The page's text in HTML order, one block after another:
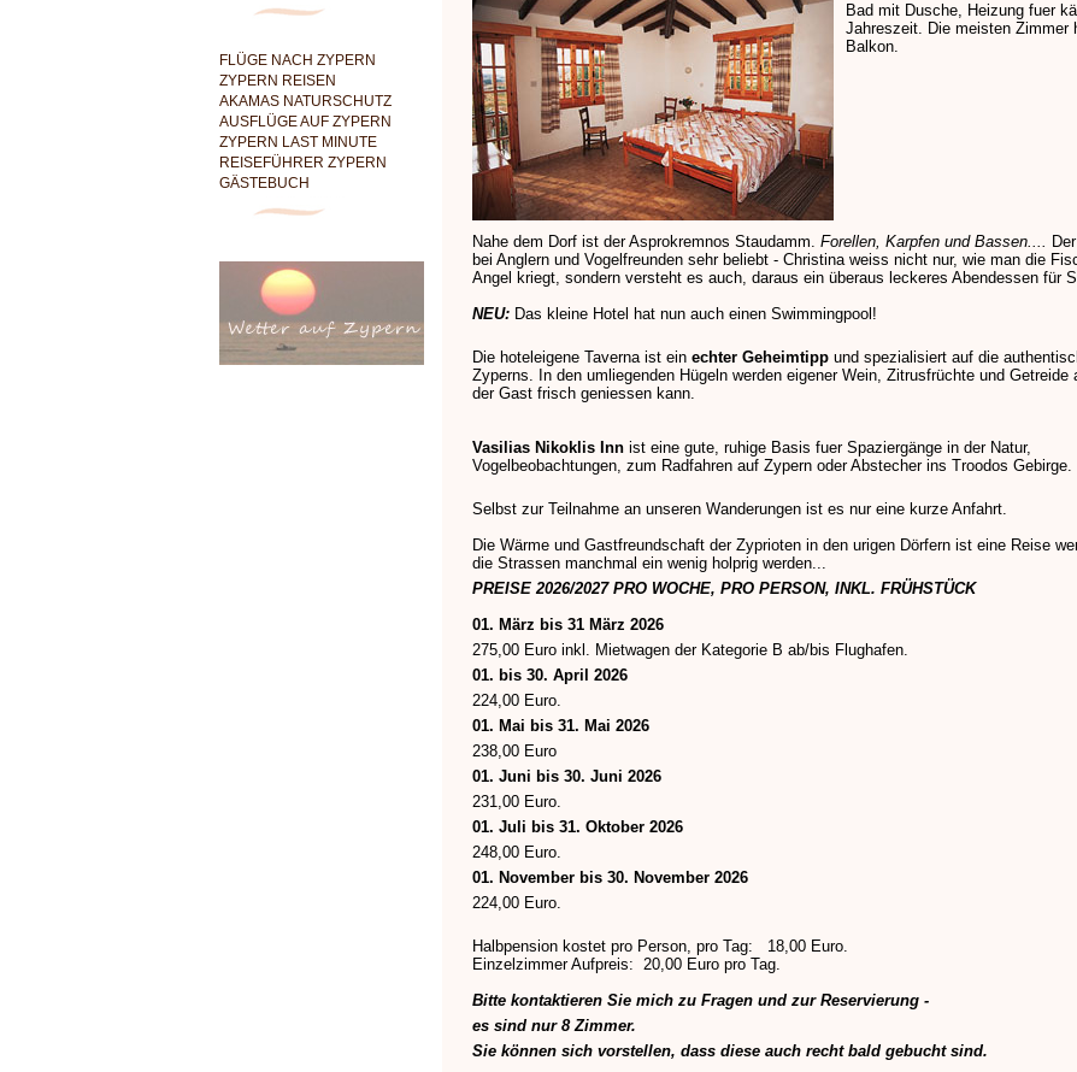
FLÜGE NACH ZYPERN
ZYPERN REISEN
AKAMAS NATURSCHUTZ
AUSFLÜGE AUF ZYPERN
ZYPERN LAST MINUTE
REISEFÜHRER ZYPERN
GÄSTEBUCH
Bad mit Dusche, Heizung fuer
Jahreszeit. Die meisten Zimmer
Balkon.
Nahe dem Dorf ist der Asprokremnos Staudamm. Forellen, Karpfen und Bassen....
bei Anglern und Vogelfreunden sehr beliebt - Christina weiss nicht nur, wie man die
Angel kriegt, sondern versteht es auch, daraus ein überaus leckeres Abendessen für
NEU: Das kleine Hotel hat nun auch einen Swimmingpool!
Die hoteleigene Taverna ist ein echter Geheimtipp und spezialisiert auf die
Zyperns. In den umliegenden Hügeln werden eigener Wein, Zitrusfrüchte und Getreide
der Gast frisch geniessen kann.
Vasilias Nikoklis Inn ist eine gute, ruhige Basis fuer Spaziergänge in der Natur,
Vogelbeobachtungen, zum Radfahren auf Zypern oder Abstecher ins Troodos Gebirge.
Selbst zur Teilnahme an unseren Wanderungen ist es nur eine kurze Anfahrt.
Die Wärme und Gastfreundschaft der Zyprioten in den urigen Dörfern ist eine Reise
die Strassen manchmal ein wenig holprig werden...
PREISE 2026/2027 PRO WOCHE, PRO PERSON, INKL. FRÜHSTÜCK
01. März bis 31 März 2026
275,00 Euro inkl. Mietwagen der Kategorie B ab/bis Flughafen.
01. bis 30. April 2026
224,00 Euro.
01. Mai bis 31. Mai 2026
238,00 Euro
01. Juni bis 30. Juni 2026
231,00 Euro.
01. Juli bis 31. Oktober 2026
248,00 Euro.
01. November bis 30. November 2026
224,00 Euro.
Halbpension kostet pro Person, pro Tag: 18,00 Euro.
Einzelzimmer Aufpreis: 20,00 Euro pro Tag.
Bitte kontaktieren Sie mich zu Fragen und zur Reservierung -
es sind nur 8 Zimmer.
Sie können sich vorstellen, dass diese auch recht bald gebucht sind.